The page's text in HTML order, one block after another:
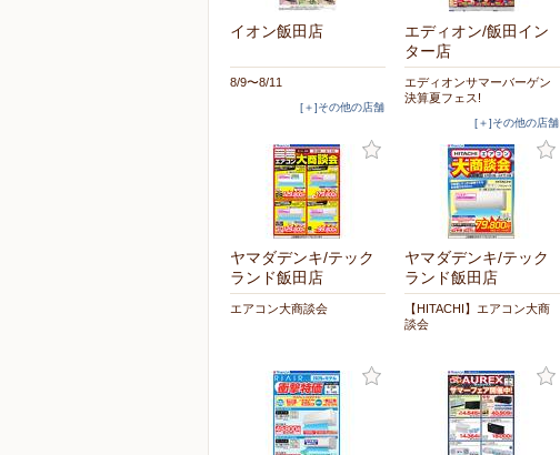
イオン飯田店
8/9〜8/11
[＋]その他の店舗
エディオン/飯田イン
ター店
エディオンサマーバーゲン
決算夏フェス!
[＋]その他の店舗
ヤマダデンキ/テック
ランド飯田店
エアコン大商談会
ヤマダデンキ/テック
ランド飯田店
【HITACHI】エアコン大商
談会